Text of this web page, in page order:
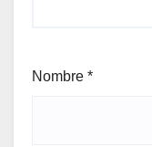
Nombre *